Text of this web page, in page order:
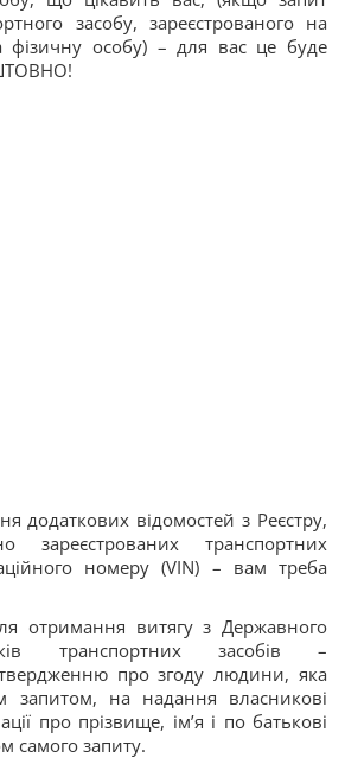
засобу, зареєстрованого на
особу) – для вас це буде
додаткових відомостей з Реєстру,
зареєстрованих транспортних
номеру (VIN) – вам треба
отримання витягу з Державного
транспортних засобів –
про згоду людини, яка
запитом, на надання власникові
про прізвище, ім’я і по батькові
самого запиту.